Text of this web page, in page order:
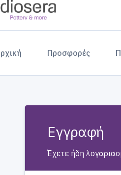
(current)Προσφορές
Εγγραφή
Έχετε ήδη